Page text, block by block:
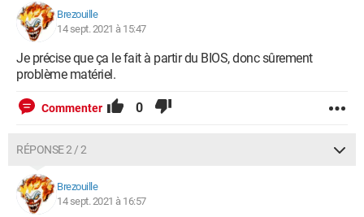
Brezouille
14 sept. 2021 à 15:47
Je précise que ça le fait à partir du BIOS, donc sûrement
problème matériel.
Commenter 0
RÉPONSE 2 / 2
Brezouille
14 sept. 2021 à 16:57